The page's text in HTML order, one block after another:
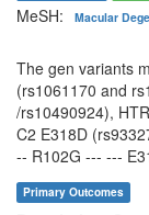
MeSH: Macular
The gen variants
(rs1061170 and
/rs10490924),
C2 E318D
-- R102G --- ---
Primary Outcomes